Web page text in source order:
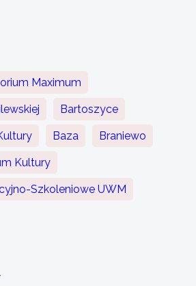
Maximum
Bartoszyce
Baza Braniewo
Kultury
Szkoleniowe UWM